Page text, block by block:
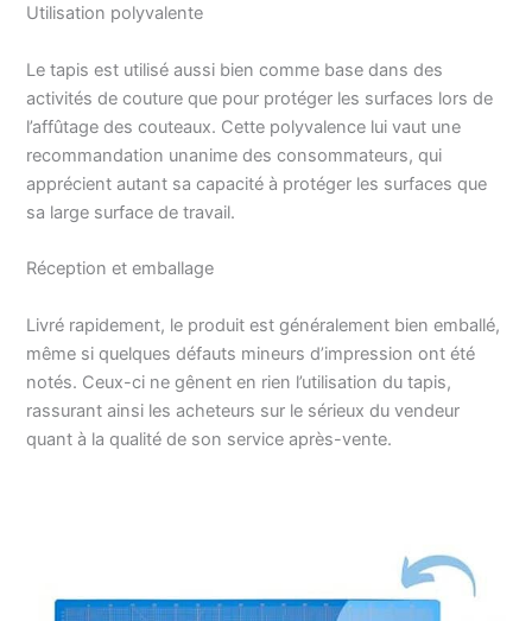
Utilisation polyvalente
Le tapis est utilisé aussi bien comme base dans des
activités de couture que pour protéger les surfaces lors de
l’affûtage des couteaux. Cette polyvalence lui vaut une
recommandation unanime des consommateurs, qui
apprécient autant sa capacité à protéger les surfaces que
sa large surface de travail.
Réception et emballage
Livré rapidement, le produit est généralement bien emballé,
même si quelques défauts mineurs d’impression ont été
notés. Ceux-ci ne gênent en rien l’utilisation du tapis,
rassurant ainsi les acheteurs sur le sérieux du vendeur
quant à la qualité de son service après-vente.